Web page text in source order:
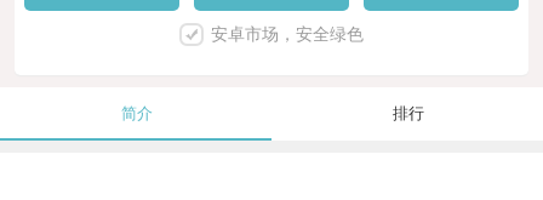
安卓市场，安全绿色
简介 排行